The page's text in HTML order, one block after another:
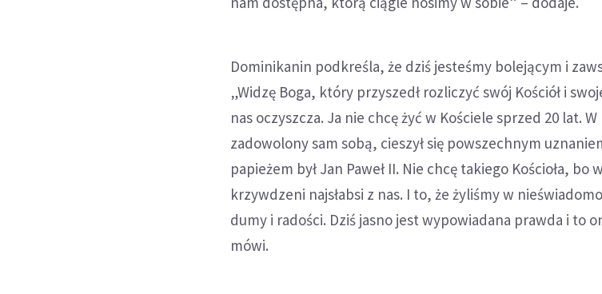
Dominikanin podkreśla, że dziś jesteśmy bolejącym i
„Widzę Boga, który przyszedł rozliczyć swój Kościół i
nas oczyszcza. Ja nie chcę żyć w Kościele sprzed 20 lat.
zadowolony sam sobą, cieszył się powszechnym
papieżem był Jan Paweł II. Nie chcę takiego Kościoła,
krzywdzeni najsłabsi z nas. I to, że żyliśmy w
dumy i radości. Dziś jasno jest wypowiadana prawda i to
mówi.